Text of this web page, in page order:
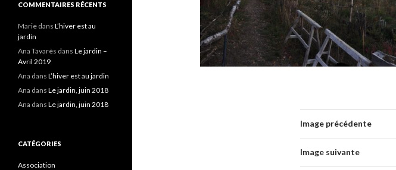
Image précédente
Image suivante
COMMENTAIRES RÉCENTS
Marie dans L’hiver est au
jardin
Ana Tavarès dans Le jardin –
Avril 2019
Ana dans L’hiver est au jardin
Ana dans Le jardin, juin 2018
Ana dans Le jardin, juin 2018
CATÉGORIES
Association